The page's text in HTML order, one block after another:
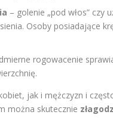
– golenie „pod włos” czy
Osoby posiadające
rogowacenie
jak i mężczyzn i
można skutecznie